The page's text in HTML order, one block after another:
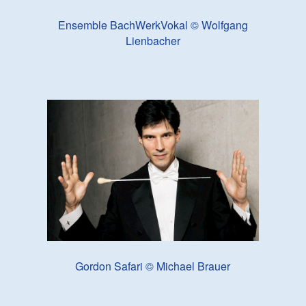
Ensemble BachWerkVokal © Wolfgang
Lienbacher
Gordon Safari © Michael Brauer